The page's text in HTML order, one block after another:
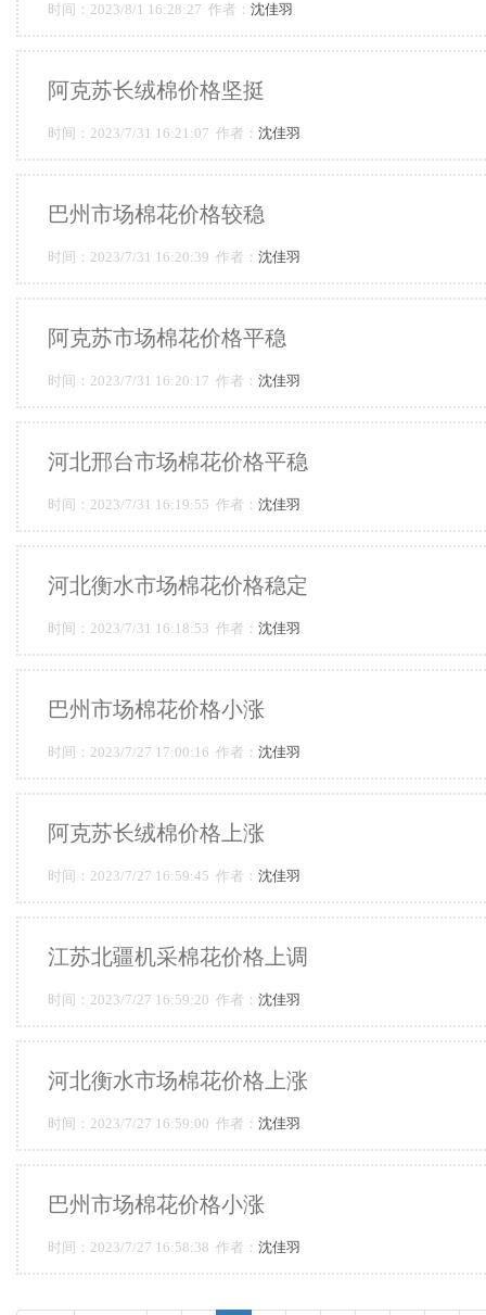
时间：2023/8/1 16:28:27 作者： 沈佳羽
阿克苏长绒棉价格坚挺
时间：2023/7/31 16:21:07 作者： 沈佳羽
巴州市场棉花价格较稳
时间：2023/7/31 16:20:39 作者： 沈佳羽
阿克苏市场棉花价格平稳
时间：2023/7/31 16:20:17 作者： 沈佳羽
河北邢台市场棉花价格平稳
时间：2023/7/31 16:19:55 作者： 沈佳羽
河北衡水市场棉花价格稳定
时间：2023/7/31 16:18:53 作者： 沈佳羽
巴州市场棉花价格小涨
时间：2023/7/27 17:00:16 作者： 沈佳羽
阿克苏长绒棉价格上涨
时间：2023/7/27 16:59:45 作者： 沈佳羽
江苏北疆机采棉花价格上调
时间：2023/7/27 16:59:20 作者： 沈佳羽
河北衡水市场棉花价格上涨
时间：2023/7/27 16:59:00 作者： 沈佳羽
巴州市场棉花价格小涨
时间：2023/7/27 16:58:38 作者： 沈佳羽